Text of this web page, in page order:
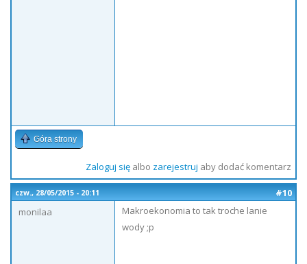
Góra strony
Zaloguj sięalbo zarejestruj aby dodać komentarz
czw., 28/05/2015 - 20:11
#10
monilaa
Makroekonomia to tak troche lanie
wody ;p